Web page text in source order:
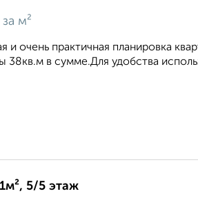
за м²
и очень практичная планировка
в сумме.Для удобства
5/5 этаж